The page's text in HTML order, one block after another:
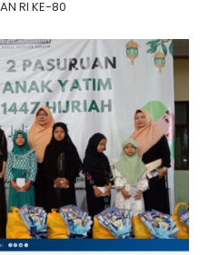
RI KE-80